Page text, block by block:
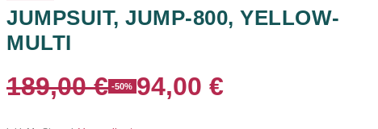
JUMPSUIT, JUMP-800, YELLOW-
MULTI
189,00 € -50% 94,00 €